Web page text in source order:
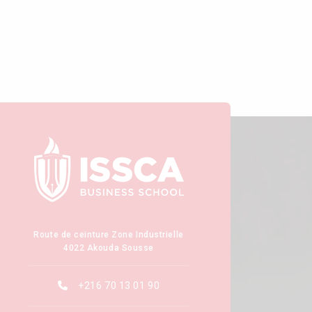
Route de ceinture Zone Industrielle
4022 Akouda Sousse
+216 70 13 01 90